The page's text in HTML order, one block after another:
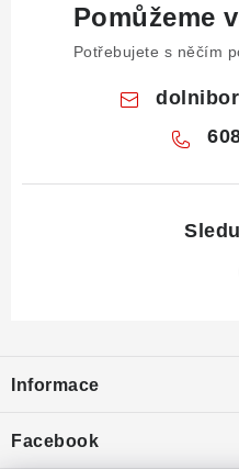
Pomůžeme
Potřebujete s něčím
p
a
Informace
Facebook